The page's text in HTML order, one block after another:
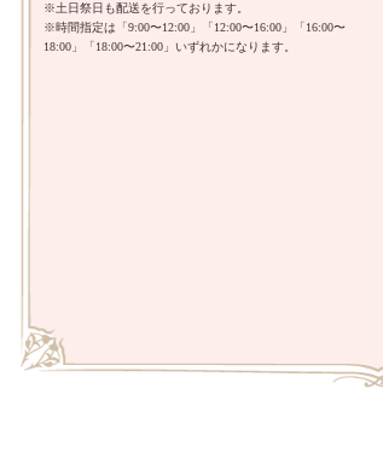
※土日祭日も配送を行っております。
※時間指定は「9:00〜12:00」「12:00〜16:00」「16:00〜
18:00」「18:00〜21:00」いずれかになります。